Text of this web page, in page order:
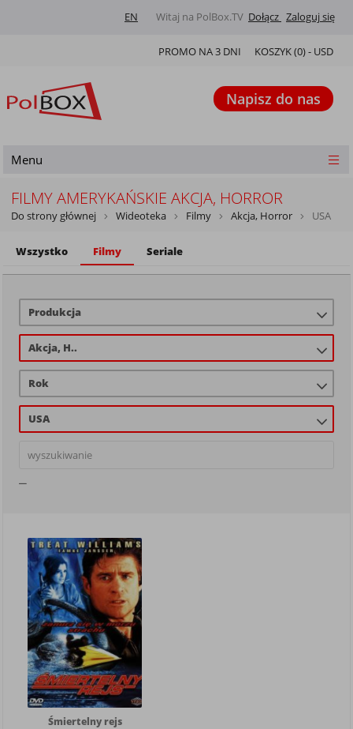
Witaj na PolBox.TV Dołącz Zaloguj się
EN
KOSZYK (0) - USD
PROMO NA 3 DNI
Napisz do nas
Menu
FILMY AMERYKAŃSKIE AKCJA, HORROR
Do strony głównej Wideoteka Filmy Akcja, Horror USA
Wszystko Filmy Seriale
Produkcja
Akcja, H..
Rok
USA
Śmiertelny rejs